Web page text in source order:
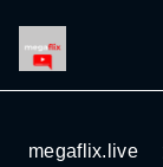
megaflix.live